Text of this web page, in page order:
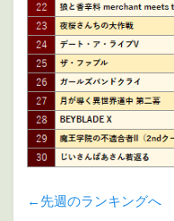
←先週のランキングへ